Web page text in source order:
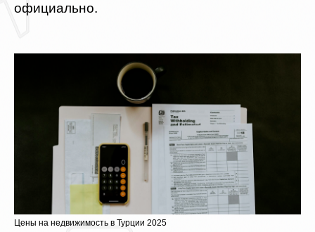
официально.
Цены на недвижимость в Турции 2025